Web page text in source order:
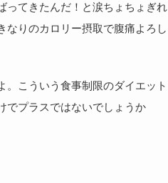
ってきたんだ！と涙ちょちょぎれ
なりのカロリー摂取で腹痛よろし
。こういう食事制限のダイエット
でプラスではないでしょうか